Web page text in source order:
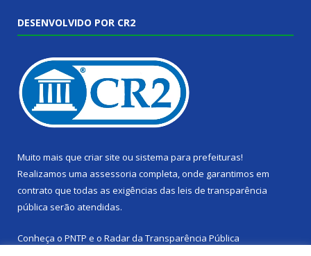
DESENVOLVIDO POR CR2
Muito mais que criar site ou sistema para prefeituras!
Realizamos uma assessoria completa, onde garantimos em
contrato que todas as exigências das leis de transparência
pública serão atendidas.
Conheça o PNTP e o Radar da Transparência Pública